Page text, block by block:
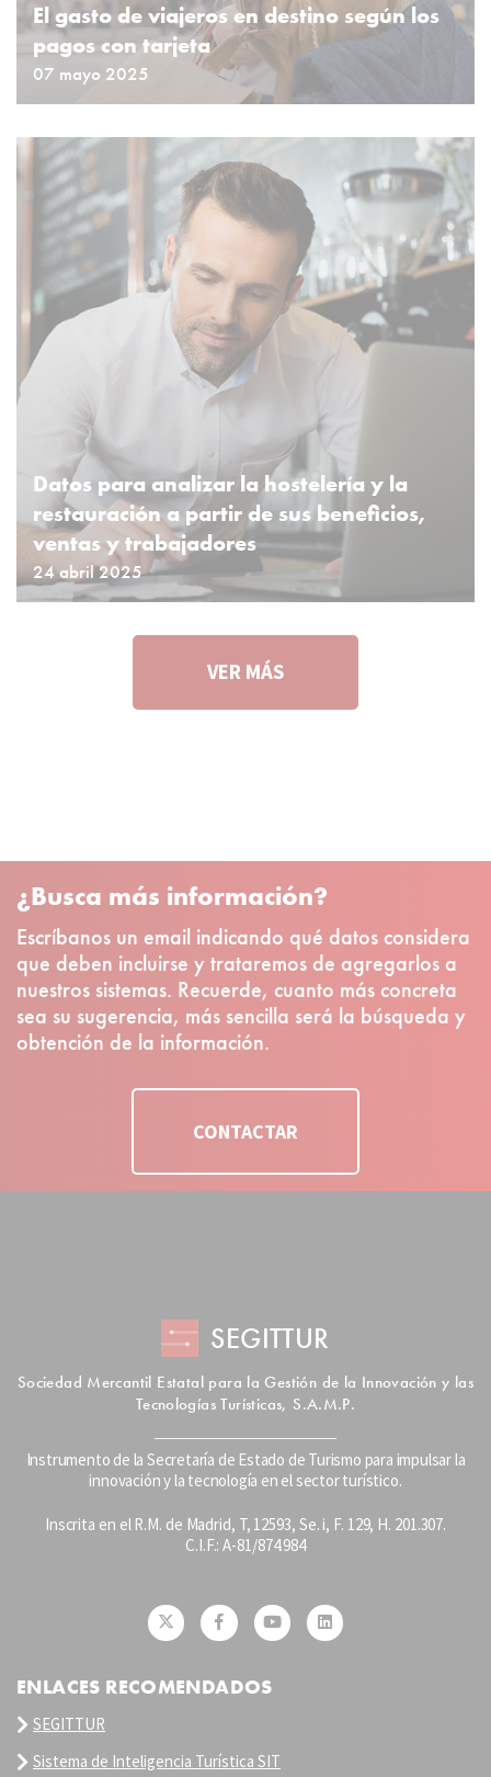
El gasto de viajeros en destino según los
pagos con tarjeta
07 mayo 2025
Datos para analizar la hostelería y la
restauración a partir de sus beneficios,
ventas y trabajadores
24 abril 2025
VER MÁS
¿Busca más información?
Escríbanos un email indicando qué datos considera
que deben incluirse y trataremos de agregarlos a
nuestros sistemas. Recuerde, cuanto más concreta
sea su sugerencia, más sencilla será la búsqueda y
obtención de la información.
CONTACTAR
SEGITTUR
Sociedad Mercantil Estatal para la Gestión de la Innovación y las
Tecnologías Turísticas, S.A.M.P.
Instrumento de la Secretaría de Estado de Turismo para impulsar la
innovación y la tecnología en el sector turístico.
Inscrita en el R.M. de Madrid, T, 12593, Se. i, F. 129, H. 201.307.
C.I.F.: A-81/874.984
ENLACES RECOMENDADOS
SEGITTUR
Sistema de Inteligencia Turística SIT